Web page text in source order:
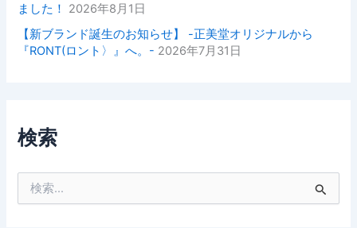
ました！
2026年8月1日
【新ブランド誕生のお知らせ】 -正美堂オリジナルから
『RONT(ロント〉』へ。- 2026年7月31日
検索